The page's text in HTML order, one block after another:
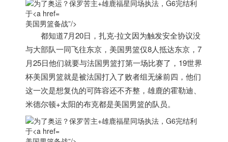
美国男篮备战”/>
都知道7月20日，扎克-拉文因为触发安全协议没
与大部队一同飞往东京， 美国男篮仅8人抵达东京，7
月25日他们就要与法国男篮打第一场比赛了，19世界
杯美国男篮就是被法国打入了败者组无缘前四，他们
这一次是想复仇的可阵容还不齐整，雄鹿的霍勒迪、
米德尔顿+太阳的布克都是美国男篮的队员。